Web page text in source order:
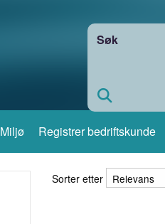
Søk
Miljø Registrer bedriftskunde
Sorter etter
Sorter etter